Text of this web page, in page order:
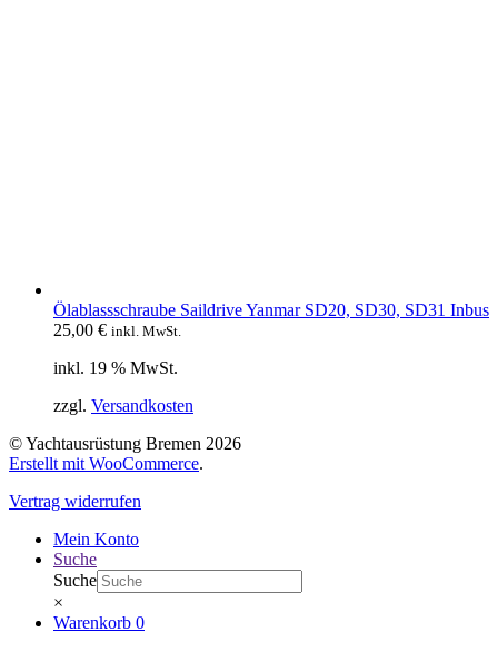
Ölablassschraube Saildrive Yanmar SD20, SD30, SD31 Inbus
25,00 € inkl. MwSt.
inkl. 19 % MwSt.
zzgl. Versandkosten
© Yachtausrüstung Bremen 2026
Erstellt mit WooCommerce.
Vertrag widerrufen
Mein Konto
Suche
Suche
×
Warenkorb 0